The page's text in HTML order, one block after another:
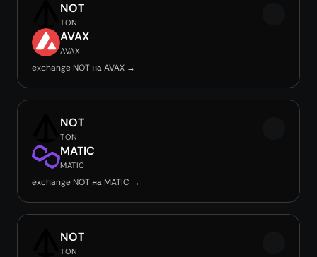
NOT
TON
AVAX
AVAX
exchange NOT на AVAX →
NOT
TON
MATIC
MATIC
exchange NOT на MATIC →
NOT
TON